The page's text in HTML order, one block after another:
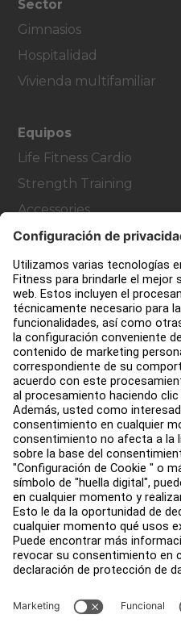
Sector
Gimnasios
Hospitalidad
Vivienda multifamiliar
Equipos
Life Fitness Cardio
Strength Training
Accessories
Atención al Cliente
Design de gimnasio
Centro de servicios
Centro de Educación
Acerca de
Buscar un distribuidor
Encuentre una tienda
Legal
Accesibilidad
Iniciar sesión en Facility